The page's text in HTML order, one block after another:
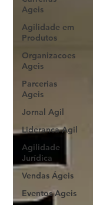
Ageis
Agilidade em
Produtos
Organizacoes
Ageis
Parcerias
Ageis
Jornal Agil
Lideranca Agil
Agilidade
Jurídica
Vendas Ágeis
Eventos Ageis